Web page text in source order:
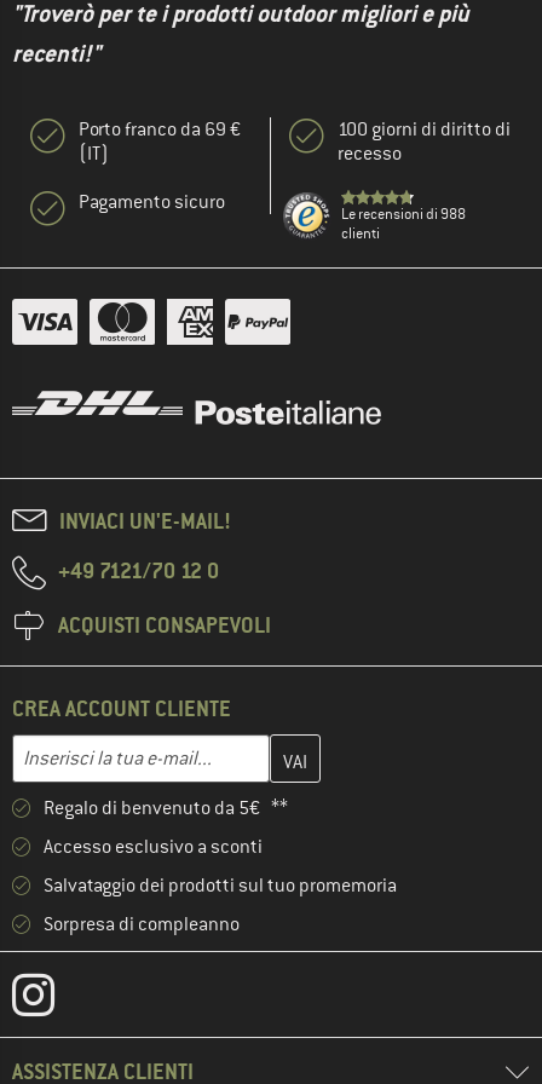
"Troverò per te i prodotti outdoor migliori e più
recenti!"
Porto franco da 69 €
(IT)
Pagamento sicuro
100 giorni di diritto di
recesso
Le recensioni di 988
clienti
INVIACI UN'E-MAIL!
+49 7121/70 12 0
ACQUISTI CONSAPEVOLI
CREA ACCOUNT CLIENTE
Indirizzo e-mail
Inserisci qui il tuo indirizzo e-mail e crea il tuo account cliente
Regalo di benvenuto da 5€ **
Accesso esclusivo a sconti
Salvataggio dei prodotti sul tuo promemoria
Sorpresa di compleanno
ASSISTENZA CLIENTI